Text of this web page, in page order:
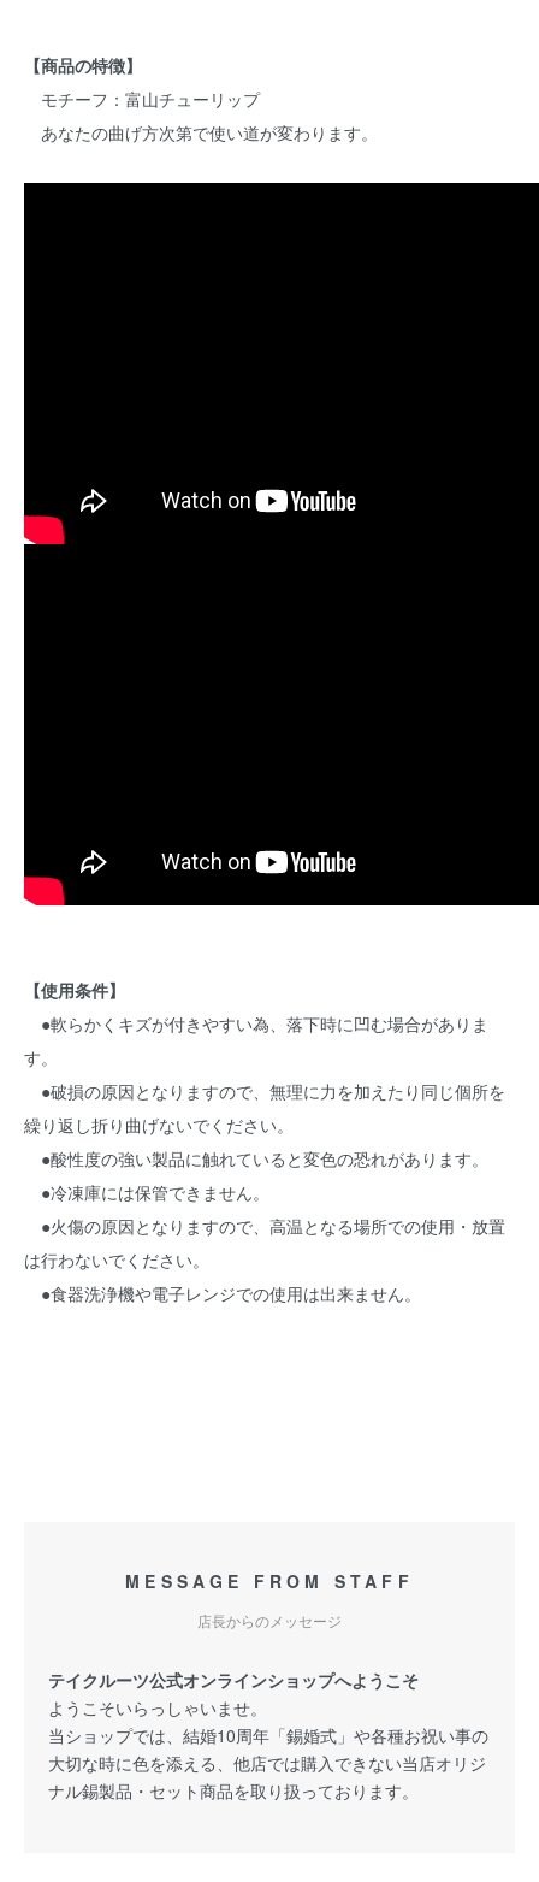
【商品の特徴】
モチーフ：富山チューリップ
あなたの曲げ方次第で使い道が変わります。
【使用条件】
●軟らかくキズが付きやすい為、落下時に凹む場合がありま
す。
●破損の原因となりますので、無理に力を加えたり同じ個所を
繰り返し折り曲げないでください。
●酸性度の強い製品に触れていると変色の恐れがあります。
●冷凍庫には保管できません。
●火傷の原因となりますので、高温となる場所での使用・放置
は行わないでください。
●食器洗浄機や電子レンジでの使用は出来ません。
MESSAGE FROM STAFF
店長からのメッセージ
テイクルーツ公式オンラインショップへようこそ
ようこそいらっしゃいませ。
当ショップでは、結婚10周年「錫婚式」や各種お祝い事の
大切な時に色を添える、他店では購入できない当店オリジ
ナル錫製品・セット商品を取り扱っております。